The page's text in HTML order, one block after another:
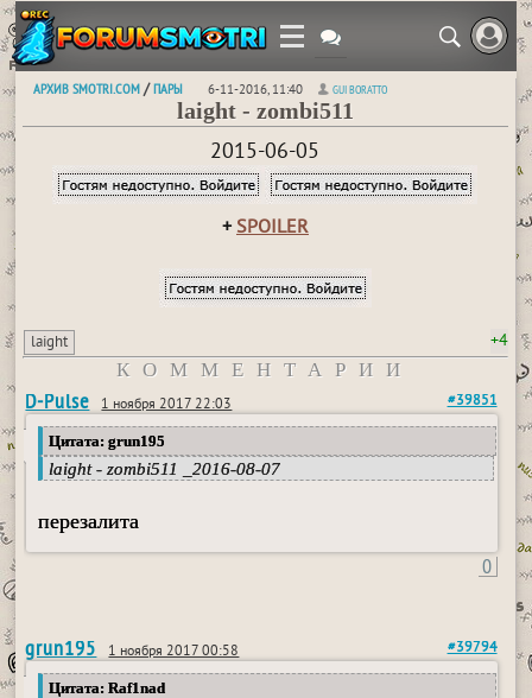
АРХИВ SMOTRI.COM /ПАРЫ 6-11-2016, 11:40 GUI BORATTO
laight - zombi511
2015-06-05
+ SPOILER
laight +4
КОММЕНТАРИИ
D-Pulse 1 ноября 2017 22:03 #39851
Цитата: grun195
laight - zombi511 _2016-08-07
перезалита
0
grun195 1 ноября 2017 00:58 #39794
Цитата: Raf1nad